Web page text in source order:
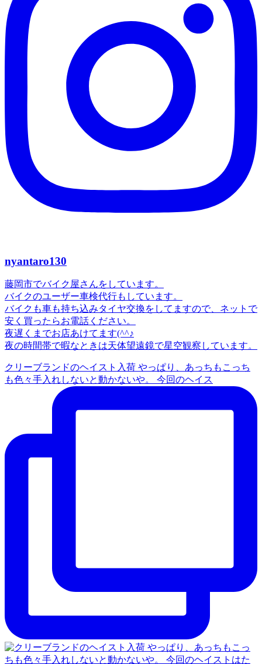
nyantaro130
藤岡市でバイク屋さんをしています。
バイクのユーザー車検代行もしています。
バイクも車も持ち込みタイヤ交換をしてますので、ネットで
安く買ったらお電話ください。
夜遅くまでお店あけてます(^^♪
夜の時間帯で暇なときは天体望遠鏡で星空観察しています。
クリーブランドのヘイスト入荷 やっぱり、あっちもこっち
も色々手入れしないと動かないや。 今回のヘイス